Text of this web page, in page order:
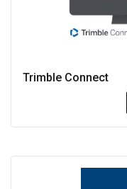
Trimble Connect